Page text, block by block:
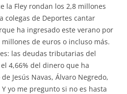
la Fley rondan los 2,8 millones
colegas de Deportes cantar
ha ingresado este verano por
de euros o incluso más.
las deudas tributarias del
4,66% del dinero que ha
Jesús Navas, Álvaro Negredo,
yo me pregunto si no es hasta